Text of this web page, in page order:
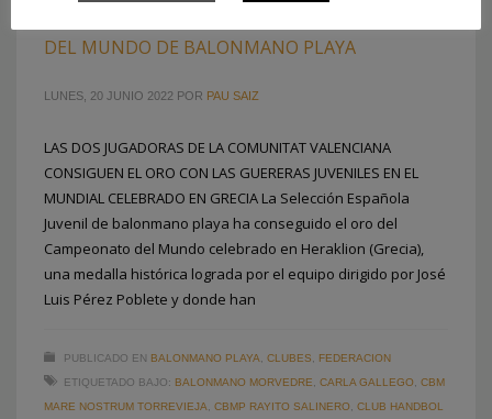
DEL MUNDO DE BALONMANO PLAYA
LUNES, 20 JUNIO 2022 POR PAU SAIZ
LAS DOS JUGADORAS DE LA COMUNITAT VALENCIANA
CONSIGUEN EL ORO CON LAS GUERERAS JUVENILES EN EL
MUNDIAL CELEBRADO EN GRECIA La Selección Española
Juvenil de balonmano playa ha conseguido el oro del
Campeonato del Mundo celebrado en Heraklion (Grecia),
una medalla histórica lograda por el equipo dirigido por José
Luis Pérez Poblete y donde han
PUBLICADO EN BALONMANO PLAYA CLUBES
FEDERACION
ETIQUETADO BAJO: BALONMANO MORVEDRE CARLA GALLEGO CBM
MARE NOSTRUM TORREVIEJA
CBMP RAYITO SALINERO CLUB HANDBOL